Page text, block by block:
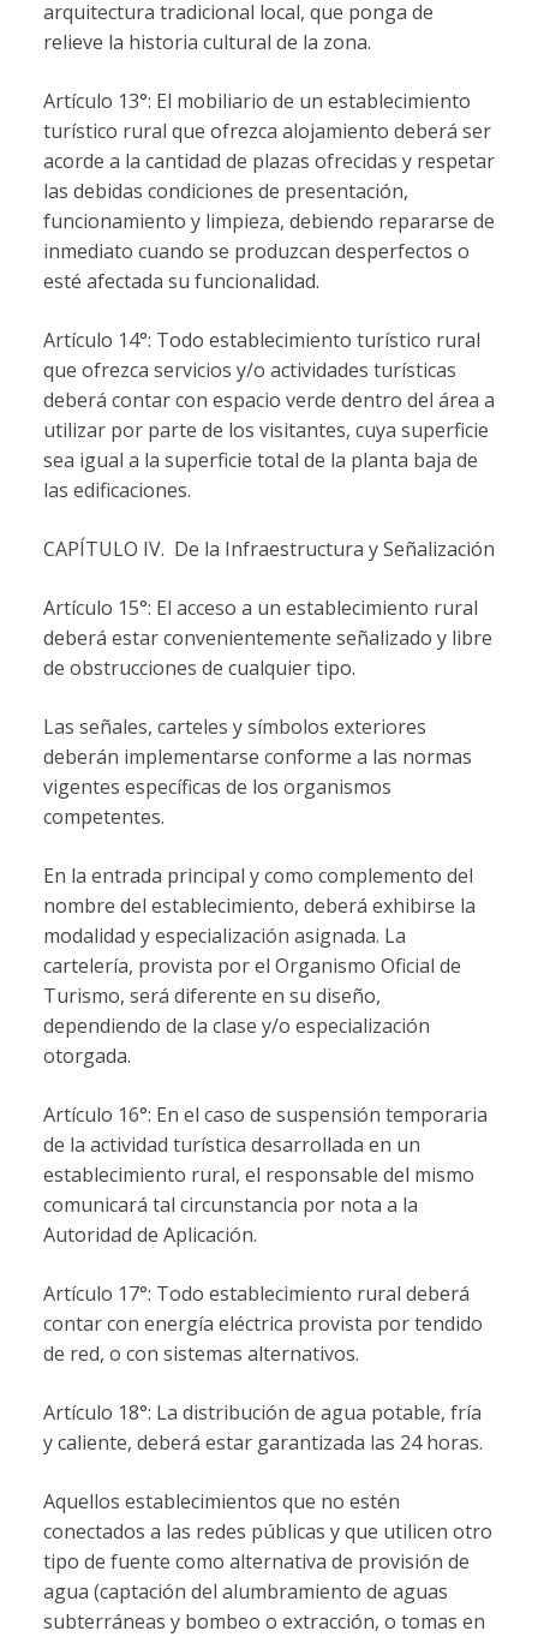
arquitectura tradicional local, que ponga de
relieve la historia cultural de la zona.
Artículo 13°: El mobiliario de un establecimiento
turístico rural que ofrezca alojamiento deberá ser
acorde a la cantidad de plazas ofrecidas y respetar
las debidas condiciones de presentación,
funcionamiento y limpieza, debiendo repararse de
inmediato cuando se produzcan desperfectos o
esté afectada su funcionalidad.
Artículo 14°: Todo establecimiento turístico rural
que ofrezca servicios y/o actividades turísticas
deberá contar con espacio verde dentro del área a
utilizar por parte de los visitantes, cuya superficie
sea igual a la superficie total de la planta baja de
las edificaciones.
CAPÍTULO IV. De la Infraestructura y Señalización
Artículo 15°: El acceso a un establecimiento rural
deberá estar convenientemente señalizado y libre
de obstrucciones de cualquier tipo.
Las señales, carteles y símbolos exteriores
deberán implementarse conforme a las normas
vigentes específicas de los organismos
competentes.
En la entrada principal y como complemento del
nombre del establecimiento, deberá exhibirse la
modalidad y especialización asignada. La
cartelería, provista por el Organismo Oficial de
Turismo, será diferente en su diseño,
dependiendo de la clase y/o especialización
otorgada.
Artículo 16°: En el caso de suspensión temporaria
de la actividad turística desarrollada en un
establecimiento rural, el responsable del mismo
comunicará tal circunstancia por nota a la
Autoridad de Aplicación.
Artículo 17°: Todo establecimiento rural deberá
contar con energía eléctrica provista por tendido
de red, o con sistemas alternativos.
Artículo 18°: La distribución de agua potable, fría
y caliente, deberá estar garantizada las 24 horas.
Aquellos establecimientos que no estén
conectados a las redes públicas y que utilicen otro
tipo de fuente como alternativa de provisión de
agua (captación del alumbramiento de aguas
subterráneas y bombeo o extracción, o tomas en